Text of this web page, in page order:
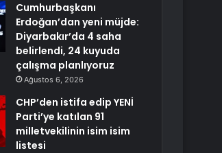
Cumhurbaşkanı
Erdoğan’dan yeni müjde:
Diyarbakır’da 4 saha
belirlendi, 24 kuyuda
çalışma planlıyoruz
Ağustos 6, 2026
CHP’den istifa edip YENİ
Parti’ye katılan 91
milletvekilinin isim isim
listesi